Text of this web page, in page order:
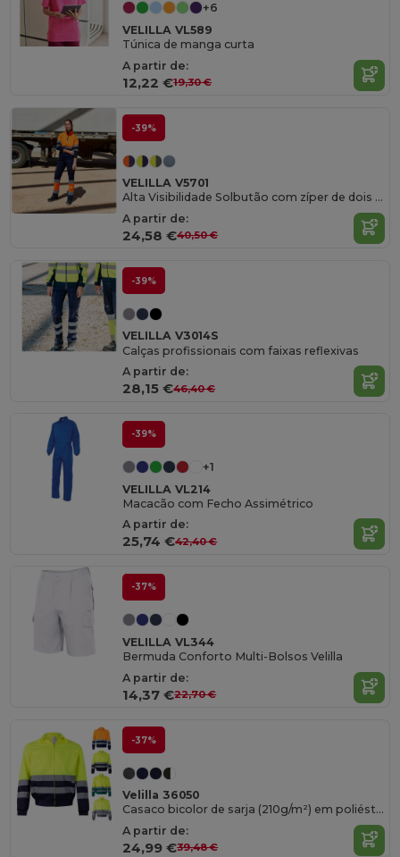
+6
VELILLA VL589
Túnica de manga curta
A partir de:
12,22 €19,30 €
-39%
VELILLA V5701
Alta Visibilidade Solbutão com zíper de dois tons
A partir de:
24,58 €40,50 €
-39%
VELILLA V3014S
Calças profissionais com faixas reflexivas
A partir de:
28,15 €46,40 €
-39%
+1
VELILLA VL214
Macacão com Fecho Assimétrico
A partir de:
25,74 €42,40 €
-37%
VELILLA VL344
Bermuda Conforto Multi-Bolsos Velilla
A partir de:
14,37 €22,70 €
-37%
Velilla 36050
Casaco bicolor de sarja (210g/m²) em poliéster (80%) e algodão (20%)
A partir de:
24,99 €39,48 €